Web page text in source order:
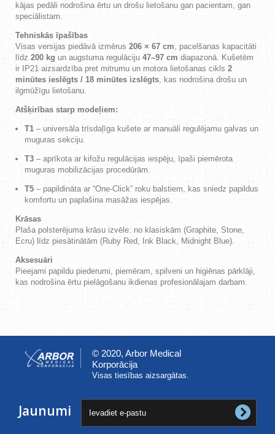
kājas pedāli nodrošina ērtu un drošu lietošanu gan pacientam, gan
speciālistam.
Tehniskās īpašības
Visas versijas piedāvā izmērus 206 × 67 cm, pacelšanas kapacitāti
līdz 200 kg un augstuma regulāciju 47–97 cm diapazonā. Kušetēm
ir IP21 aizsardzība pret mitrumu un motora lietošanas cikls 2
minūtes ieslēgts / 18 minūtes izslēgts, kas nodrošina drošu un
ilgmūžīgu lietošanu.
Atšķirības starp modeļiem:
T1 – universāla trīsdaļīga kušete ar manuāli regulējamu galvas un
muguras sekciju.
T3 – aprīkota ar kifožu regulācijas iespēju, īpaši piemērota
muguras mobilizācijas procedūrām.
T5 – papildināta ar “One-Click” roku balstiem, kas sniedz papildus
komfortu un paplašina masāžas iespējas.
Krāsas
Plaša polsterējuma krāsu izvēle: no klasiskām (Graphite, Stone,
Ecru) līdz piesātinātām (Ruby Red, Ink Black, Midnight Blue).
Aksesuāri
Pieejami papildu piederumi, piemēram, spilveni un higiēnas pārklāji,
kas nodrošina ērtu pielāgošanu ikdienas profesionālajam darbam.
© 2020, Arbor Medical
Korporācija
Visas tiesības aizsargātas.
Jaunumi